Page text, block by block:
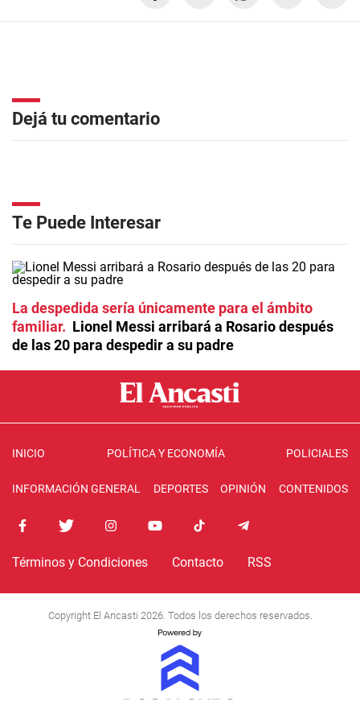
Dejá tu comentario
Te Puede Interesar
La despedida sería únicamente para el ámbito
familiar
Lionel Messi arribará a Rosario después
de las 20 para despedir a su padre
INICIO POLÍTICA Y ECONOMÍA POLICIALES
INFORMACIÓN GENERAL DEPORTES OPINIÓN CONTENIDOS
Términos y Condiciones Contacto RSS
Copyright El Ancasti 2026. Todos los derechos reservados.